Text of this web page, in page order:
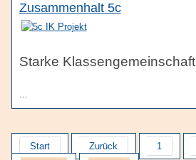
Zusammenhalt 5c
Starke Klassengemeinschaft
...
Start Zurück 1